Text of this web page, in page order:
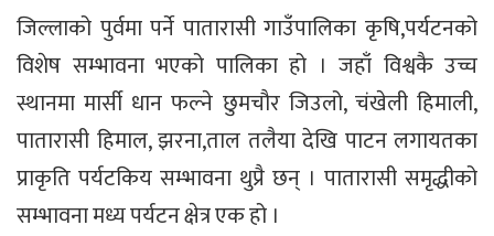
जिल्लाको पुर्वमा पर्ने पातारासी गाउँपालिका कृषि,पर्यटनको
विशेष सम्भावना भएको पालिका हो । जहाँ विश्वकै उच्च
स्थानमा मार्सी धान फल्ने छुमचौर जिउलो, चंखेली हिमाली,
पातारासी हिमाल, झरना,ताल तलैया देखि पाटन लगायतका
प्राकृति पर्यटकिय सम्भावना थुप्रै छन् । पातारासी समृद्धीको
सम्भावना मध्य पर्यटन क्षेत्र एक हो ।